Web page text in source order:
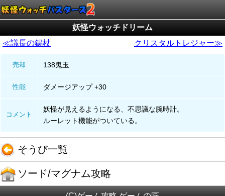
妖怪ウォッチドリーム
≪議長の錫杖
クリスタルトレジャー≫
売却 138鬼玉
性能 ダメージアップ +30
コメント
妖怪が見えるようになる、不思議な腕時計。
ルーレット機能がついている。
そうび一覧
ソード/マグナム攻略